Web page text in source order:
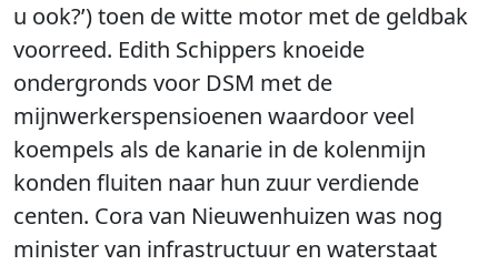
u ook?’) toen de witte motor met de geldbak
voorreed. Edith Schippers knoeide
ondergronds voor DSM met de
mijnwerkerspensioenen waardoor veel
koempels als de kanarie in de kolenmijn
konden fluiten naar hun zuur verdiende
centen. Cora van Nieuwenhuizen was nog
minister van infrastructuur en waterstaat